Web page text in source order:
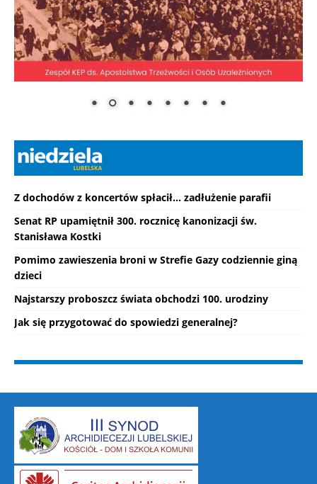
Z dochodów z koncertów spłacił... zadłużenie parafii
Senat RP upamiętnił 300. rocznicę kanonizacji św.
Stanisława Kostki
Pomimo zawieszenia broni w Strefie Gazy codziennie giną
dzieci
Najstarszy proboszcz świata obchodzi 100. urodziny
Jak się przygotować do spowiedzi generalnej?